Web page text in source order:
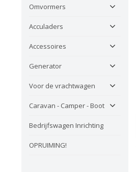
Omvormers
Acculaders
Accessoires
Generator
Voor de vrachtwagen
Caravan - Camper - Boot
Bedrijfswagen Inrichting
OPRUIMING!